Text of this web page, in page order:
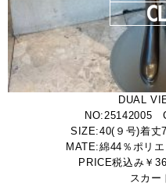
DUAL
NO:25142005
SIZE:40(９号)着
MATE:綿44％ポリ
PRICE税込み￥
スカー